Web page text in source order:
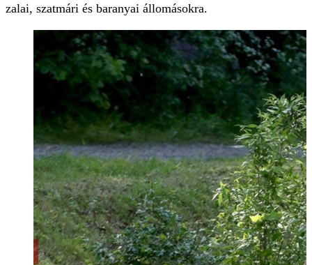
zalai, szatmári és baranyai állomásokra.